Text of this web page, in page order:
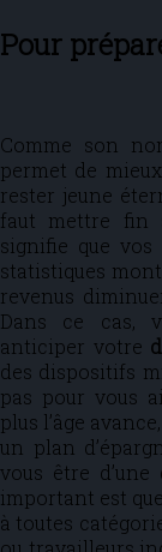
Pour
Comme son
permet de
rester jeune
faut mettre fin
signifie que vos
statistiques
revenus
Dans ce cas,
anticiper votre
des dispositifs
pas pour vous
plus l’âge
un plan
vous être
important est
à toutes